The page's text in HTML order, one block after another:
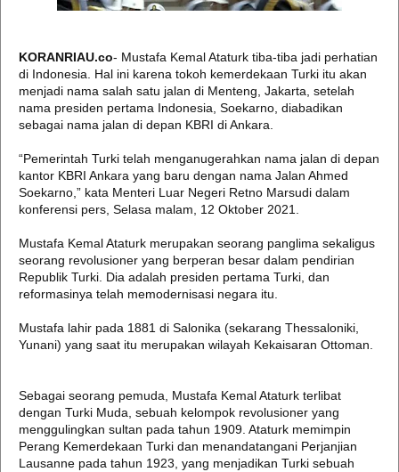
KORANRIAU.co- Mustafa Kemal Ataturk tiba-tiba jadi perhatian
di Indonesia. Hal ini karena tokoh kemerdekaan Turki itu akan
menjadi nama salah satu jalan di Menteng, Jakarta, setelah
nama presiden pertama Indonesia, Soekarno, diabadikan
sebagai nama jalan di depan KBRI di Ankara.
“Pemerintah Turki telah menganugerahkan nama jalan di depan
kantor KBRI Ankara yang baru dengan nama Jalan Ahmed
Soekarno,” kata Menteri Luar Negeri Retno Marsudi dalam
konferensi pers, Selasa malam, 12 Oktober 2021.
Mustafa Kemal Ataturk merupakan seorang panglima sekaligus
seorang revolusioner yang berperan besar dalam pendirian
Republik Turki. Dia adalah presiden pertama Turki, dan
reformasinya telah memodernisasi negara itu.
Mustafa lahir pada 1881 di Salonika (sekarang Thessaloniki,
Yunani) yang saat itu merupakan wilayah Kekaisaran Ottoman.
Sebagai seorang pemuda, Mustafa Kemal Ataturk terlibat
dengan Turki Muda, sebuah kelompok revolusioner yang
menggulingkan sultan pada tahun 1909. Ataturk memimpin
Perang Kemerdekaan Turki dan menandatangani Perjanjian
Lausanne pada tahun 1923, yang menjadikan Turki sebuah